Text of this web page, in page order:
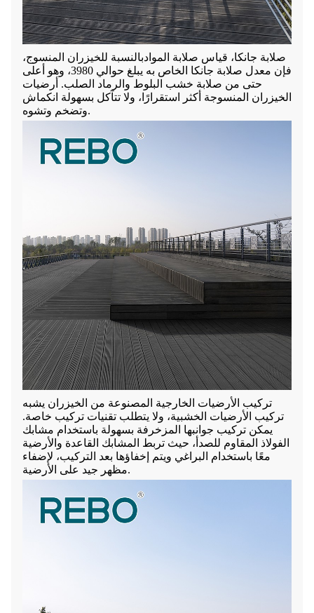
صلابة جانكا، قياس صلابة الموادبالنسبة للخيزران المنسوج،
فإن معدل صلابة جانكا الخاص به يبلغ حوالي 3980، وهو أعلى
حتى من صلابة خشب البلوط والرماد الصلب. أرضيات
الخيزران المنسوجة أكثر استقرارًا، ولا تتآكل بسهولة انكماش
وتضخم وتشوه.
تركيب الأرضيات الخارجية المصنوعة من الخيزران يشبه
تركيب الأرضيات الخشبية، ولا يتطلب تقنيات تركيب خاصة.
يمكن تركيب جوانبها المزخرفة بسهولة باستخدام مشابك
الفولاذ المقاوم للصدأ، حيث تربط المشابك القاعدة والأرضية
معًا باستخدام البراغي ويتم إخفاؤها بعد التركيب، لإضفاء
مظهر جيد على الأرضية.